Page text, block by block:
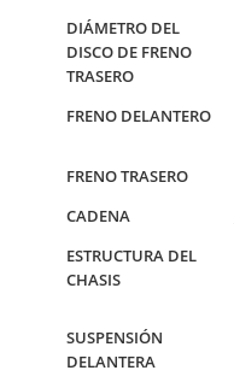
DIÁMETRO DEL
DISCO DE FRENO
TRASERO
FRENO DELANTERO
FRENO TRASERO
CADENA
ESTRUCTURA DEL
CHASIS
SUSPENSIÓN
DELANTERA